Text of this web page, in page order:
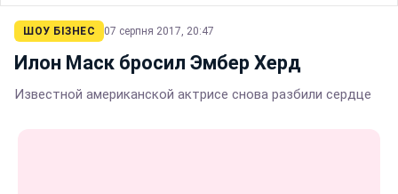
ШОУ БІЗНЕС 07 серпня 2017, 20:47
Илон Маск бросил Эмбер Херд
Известной американской актрисе снова разбили сердце